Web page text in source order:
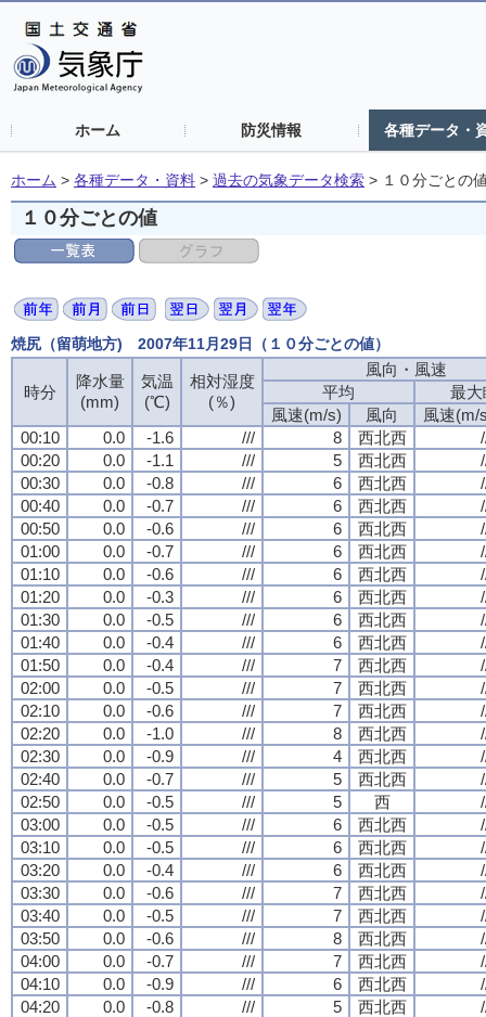
ホーム 防災情報 各種データ・
ホーム > 各種データ・資料 > 過去の気象データ検索 > １０分ごとの
１０分ごとの値
焼尻（留萌地方) 2007年11月29日（１０分ごとの値）
時分
降水量
(mm)
気温
(℃)
相対湿度
(％)
風向・風速
平均
最大
風速(m/s)
風向
風速(m/
00:10
0.0 -1.6 /// 8 西北西
00:20
0.0 -1.1 /// 5 西北西
00:30
0.0 -0.8 /// 6 西北西
00:40
0.0 -0.7 /// 6 西北西
00:50
0.0 -0.6 /// 6 西北西
01:00
0.0 -0.7 /// 6 西北西
01:10
0.0 -0.6 /// 6 西北西
01:20
0.0 -0.3 /// 6 西北西
01:30
0.0 -0.5 /// 6 西北西
01:40
0.0 -0.4 /// 6 西北西
01:50
0.0 -0.4 /// 7 西北西
02:00
0.0 -0.5 /// 7 西北西
02:10
0.0 -0.6 /// 7 西北西
02:20
0.0 -1.0 /// 8 西北西
02:30
0.0 -0.9 /// 4 西北西
02:40
0.0 -0.7 /// 5 西北西
02:50
0.0 -0.5 /// 5 西
03:00
0.0 -0.5 /// 6 西北西
03:10
0.0 -0.5 /// 6 西北西
03:20
0.0 -0.4 /// 6 西北西
03:30
0.0 -0.6 /// 7 西北西
03:40
0.0 -0.5 /// 7 西北西
03:50
0.0 -0.6 /// 8 西北西
04:00
0.0 -0.7 /// 7 西北西
04:10
0.0 -0.9 /// 6 西北西
04:20
0.0 -0.8 /// 5 西北西